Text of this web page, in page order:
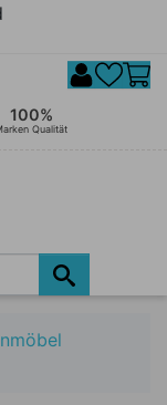
100%
Qualität